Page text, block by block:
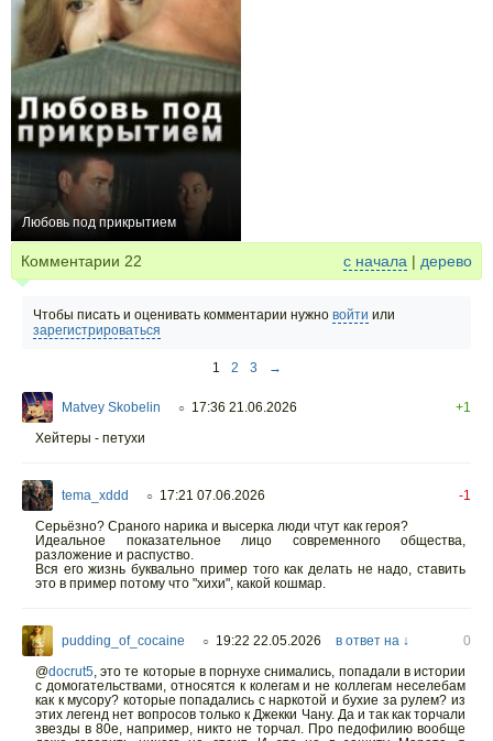
Любовь под прикрытием
Комментарии 22 с начала | дерево
Чтобы писать и оценивать комментарии нужно войти или
зарегистрироваться
1 2 3 →
Matvey Skobelin ○ 17:36 21.06.2026
+1
Хейтеры - петухи
tema_xddd ○ 17:21 07.06.2026
-1
Серьёзно? Сраного нарика и высерка люди чтут как героя?
Идеальное показательное лицо современного общества,
разложение и распуство.
Вся его жизнь буквально пример того как делать не надо, ставить
это в пример потому что "хихи", какой кошмар.
pudding_of_cocaine ○ 19:22 22.05.2026 в ответ на ↓
0
@docrut5, это те которые в порнухе снимались, попадали в истории
с домогательствами, относятся к колегам и не коллегам неселебам
как к мусору? которые попадались с наркотой и бухие за рулем? из
этих легенд нет вопросов только к Джекки Чану. Да и так как торчали
звезды в 80е, например, никто не торчал. Про педофилию вообще